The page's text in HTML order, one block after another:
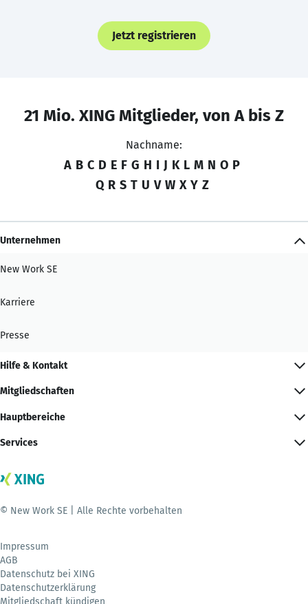
Jetzt registrieren
21 Mio. XING Mitglieder, von A bis Z
Nachname:
A B C D E F G H I J K L M N O P
Q R S T U V W X Y Z
Unternehmen
New Work SE
Karriere
Presse
Hilfe & Kontakt
Mitgliedschaften
Hauptbereiche
Services
© New Work SE | Alle Rechte vorbehalten
Impressum
AGB
Datenschutz bei XING
Datenschutzerklärung
Mitgliedschaft kündigen